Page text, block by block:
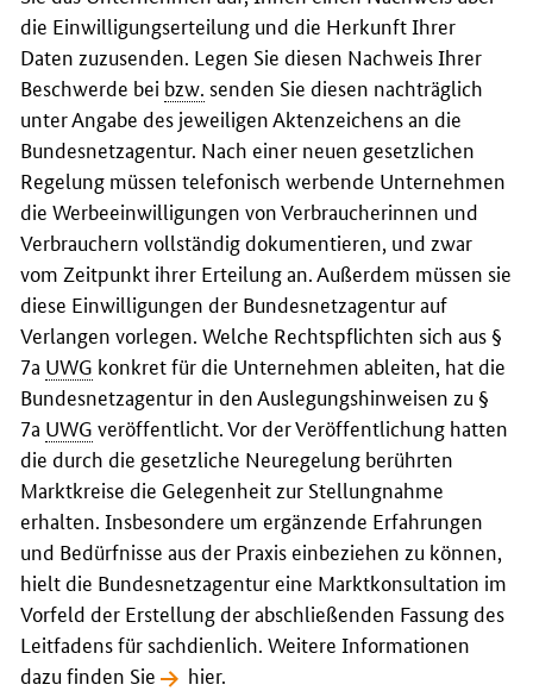
die Einwilligungserteilung und die Herkunft Ihrer
Daten zuzusenden. Legen Sie diesen Nachweis Ihrer
Beschwerde bei bzw. senden Sie diesen nachträglich
unter Angabe des jeweiligen Aktenzeichens an die
Bundesnetzagentur. Nach einer neuen gesetzlichen
Regelung müssen telefonisch werbende Unternehmen
die Werbeeinwilligungen von Verbraucherinnen und
Verbrauchern vollständig dokumentieren, und zwar
vom Zeitpunkt ihrer Erteilung an. Außerdem müssen sie
diese Einwilligungen der Bundesnetzagentur auf
Verlangen vorlegen. Welche Rechtspflichten sich aus §
7a UWG konkret für die Unternehmen ableiten, hat die
Bundesnetzagentur in den Auslegungshinweisen zu §
7a UWG veröffentlicht. Vor der Veröffentlichung hatten
die durch die gesetzliche Neuregelung berührten
Marktkreise die Gelegenheit zur Stellungnahme
erhalten. Insbesondere um ergänzende Erfahrungen
und Bedürfnisse aus der Praxis einbeziehen zu können,
hielt die Bundesnetzagentur eine Marktkonsultation im
Vorfeld der Erstellung der abschließenden Fassung des
Leitfadens für sachdienlich. Weitere Informationen
dazu finden Sie
hier.